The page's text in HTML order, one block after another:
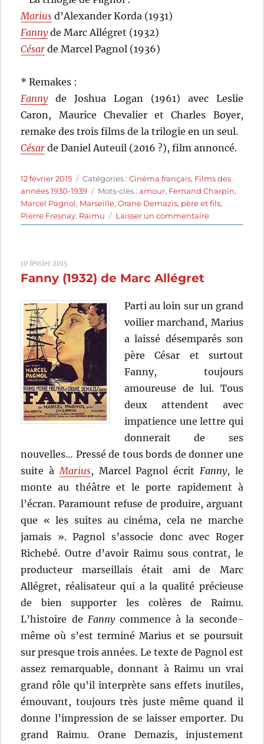
Marius d’Alexander Korda (1931)
Fannyde Marc Allégret (1932)
César de Marcel Pagnol (1936)
* Remakes :
Fannyde Joshua Logan (1961) avec Leslie
Caron, Maurice Chevalier et Charles Boyer,
remake des trois films de la trilogie en un seul.
César de Daniel Auteuil (2016 ?), film annoncé.
Publié
le
12 février 2015 Catégories
Catégories :Cinéma français, Films des
années 1930-1939
Étiquettes
Mots-clés :amour, Fernand Charpin,
Marcel Pagnol, Marseille,Orane Demazis, père et fils,
Pierre Fresnay, Raimu Laisser un commentairesur
César
10 février 2015
Fanny (1932) de Marc Allégret
Parti au loin sur un grand
voilier marchand, Marius
a laissé désemparés son
père César et surtout
Fanny, toujours
amoureuse de lui. Tous
deux attendent avec
impatience une lettre qui
donnerait de ses
nouvelles… Pressé de tous bords de donner une
suite à Marius, Marcel Pagnol écrit Fanny, le
monte au théâtre et le porte rapidement à
l’écran. Paramount refuse de produire, arguant
que « les suites au cinéma, cela ne marche
jamais ». Pagnol s’associe donc avec Roger
Richebé. Outre d’avoir Raimu sous contrat, le
producteur marseillais était ami de Marc
Allégret, réalisateur qui a la qualité précieuse
de bien supporter les colères de Raimu.
L’histoire de Fannycommence à la seconde-
même où s’est terminé Marius et se poursuit
sur presque trois années. Le texte de Pagnol est
assez remarquable, donnant à Raimu un vrai
grand rôle qu’il interprète sans effets inutiles,
émouvant, toujours très juste même quand il
donne l’impression de se laisser emporter. Du
grand Raimu. Orane Demazis, injustement